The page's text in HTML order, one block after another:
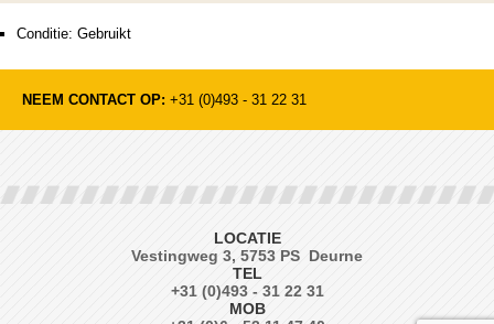
Conditie: Gebruikt
NEEM CONTACT OP: +31 (0)493 - 31 22 31
LOCATIE
Vestingweg 3, 5753 PS Deurne
TEL
+31 (0)493 - 31 22 31
MOB